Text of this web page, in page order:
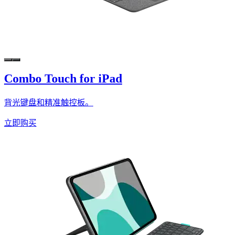
Combo Touch for iPad
背光键盘和精准触控板。
立即购买